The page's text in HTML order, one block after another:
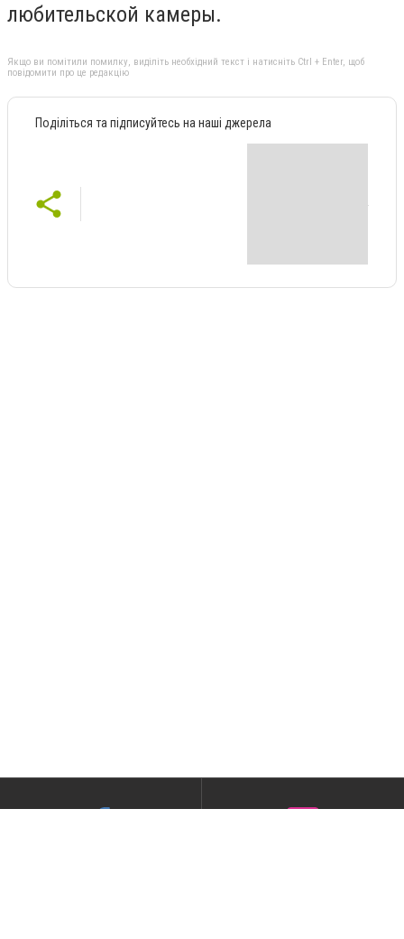
любительской камеры.
Якщо ви помітили помилку, виділіть необхідний текст і натисніть Ctrl + Enter, щоб
повідомити про це редакцію
Поділіться та підписуйтесь на наші джерела